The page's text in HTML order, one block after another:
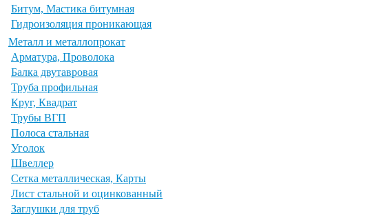
Битум, Мастика битумная
Гидроизоляция проникающая
Металл и металлопрокат
Арматура, Проволока
Балка двутавровая
Труба профильная
Круг, Квадрат
Трубы ВГП
Полоса стальная
Уголок
Швеллер
Сетка металлическая, Карты
Лист стальной и оцинкованный
Заглушки для труб